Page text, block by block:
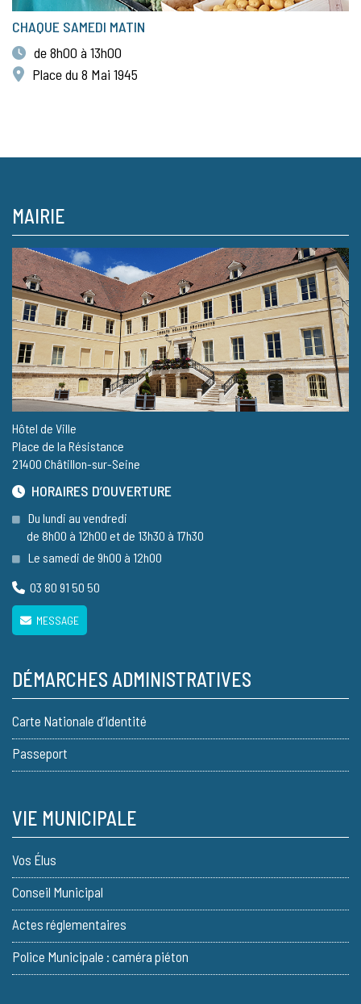
CHAQUE SAMEDI MATIN
de 8h00 à 13h00
Place du 8 Mai 1945
MAIRIE
Hôtel de Ville
Place de la Résistance
21400 Châtillon-sur-Seine
HORAIRES D’OUVERTURE
Du lundi au vendredi
de 8h00 à 12h00 et de 13h30 à 17h30
Le samedi de 9h00 à 12h00
03 80 91 50 50
MESSAGE
DÉMARCHES ADMINISTRATIVES
Carte Nationale d’Identité
Passeport
VIE MUNICIPALE
Vos Élus
Conseil Municipal
Actes réglementaires
Police Municipale : caméra piéton